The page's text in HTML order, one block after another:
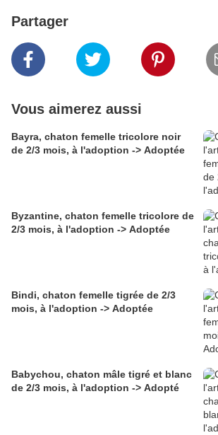
Partager
Vous aimerez aussi
Bayra, chaton femelle tricolore noir
de 2/3 mois, à l'adoption -> Adoptée
Byzantine, chaton femelle tricolore de
2/3 mois, à l'adoption -> Adoptée
Bindi, chaton femelle tigrée de 2/3
mois, à l'adoption -> Adoptée
Babychou, chaton mâle tigré et blanc
de 2/3 mois, à l'adoption -> Adopté